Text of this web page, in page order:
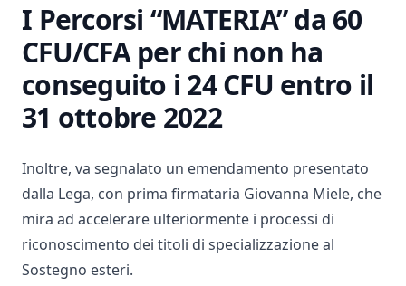
I Percorsi “MATERIA” da 60
CFU/CFA per chi non ha
conseguito i 24 CFU entro il
31 ottobre 2022
Inoltre, va segnalato un emendamento presentato
dalla Lega, con prima firmataria Giovanna Miele, che
mira ad accelerare ulteriormente i processi di
riconoscimento dei titoli di specializzazione al
Sostegno esteri.